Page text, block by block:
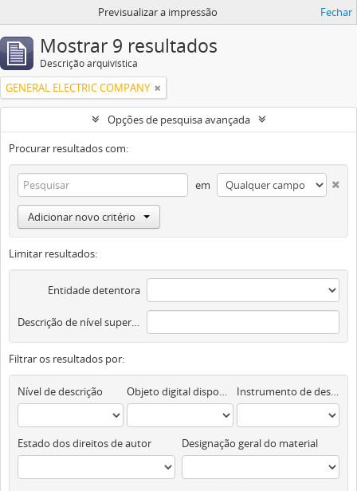
Previsualizar a impressão Fechar
Mostrar 9 resultados
Descrição arquivística
GENERAL ELECTRIC COMPANY
Opções de pesquisa avançada
Procurar resultados com:
em
Adicionar novo critério
Limitar resultados:
Entidade detentora
Descrição de nível superior
Filtrar os resultados por:
Nível de descrição Objeto digital disponível Instrumento de descrição documental
Estado dos direitos de autor Designação geral do material